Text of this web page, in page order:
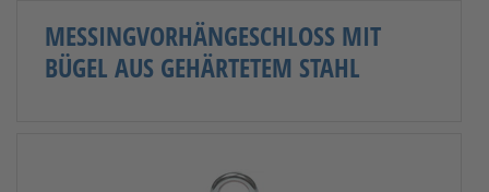
MESSINGVORHÄNGESCHLOSS MIT
BÜGEL AUS GEHÄRTETEM STAHL